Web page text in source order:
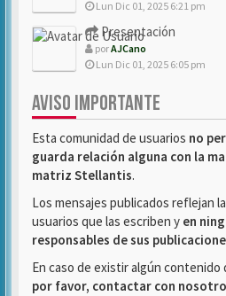
Lun Dic 01, 2025 6:21 pm
Presentación
porAJCano
Lun Dic 01, 2025 6:05 pm
AVISO IMPORTANTE
Esta comunidad de usuarios no
guarda relación alguna con la
matriz Stellantis.
Los mensajes publicados reflejan
usuarios que las escriben y en
responsables de sus
En caso de existir algún
por favor, contactar con